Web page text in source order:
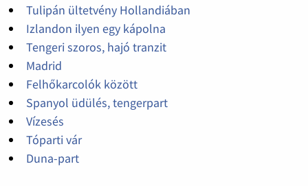
Tulipán ültetvény Hollandiában
Izlandon ilyen egy kápolna
Tengeri szoros, hajó tranzit
Madrid
Felhőkarcolók között
Spanyol üdülés, tengerpart
Vízesés
Tóparti vár
Duna-part